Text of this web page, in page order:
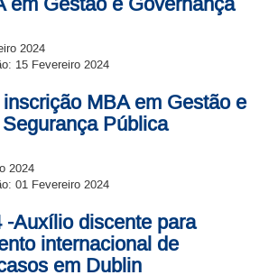
em Gestão e Governança
2024
15 Fevereiro 2024
MBA em Gestão e
Pública
2024
01 Fevereiro 2024
-Auxílio discente para
internacional de
em Dublin